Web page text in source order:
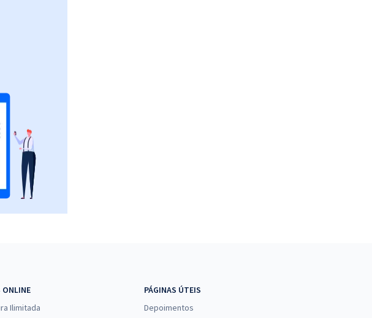
ONLINE
Ilimitada
PÁGINAS ÚTEIS
Depoimentos